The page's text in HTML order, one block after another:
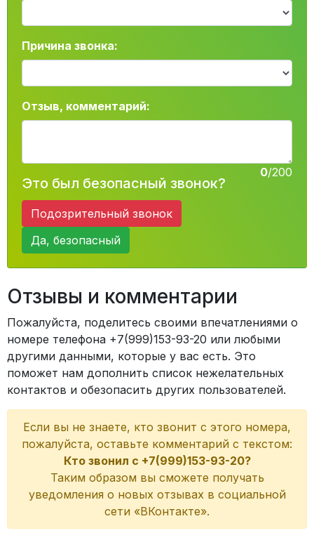
Причина звонка:
Отзыв, комментарий:
0/200
Это был безопасный звонок?
Подозрительный звонок
Да, безопасный
Отзывы и комментарии
Пожалуйста, поделитесь своими впечатлениями о
номере телефона +7(999)153-93-20 или любыми
другими данными, которые у вас есть. Это
поможет нам дополнить список нежелательных
контактов и обезопасить других пользователей.
Если вы не знаете, кто звонит с этого номера,
пожалуйста, оставьте комментарий с текстом:
Кто звонил с +7(999)153-93-20?
Таким образом вы сможете получать
уведомления о новых отзывах в социальной
сети «ВКонтакте».